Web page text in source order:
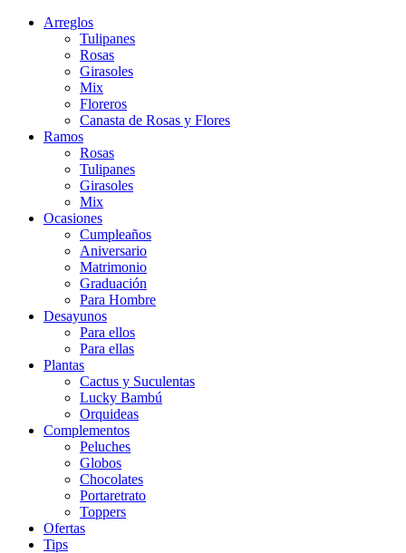
Arreglos
Tulipanes
Rosas
Girasoles
Mix
Floreros
Canasta de Rosas y Flores
Ramos
Rosas
Tulipanes
Girasoles
Mix
Ocasiones
Cumpleaños
Aniversario
Matrimonio
Graduación
Para Hombre
Desayunos
Para ellos
Para ellas
Plantas
Cactus y Suculentas
Lucky Bambú
Orquideas
Complementos
Peluches
Globos
Chocolates
Portaretrato
Toppers
Ofertas
Tips